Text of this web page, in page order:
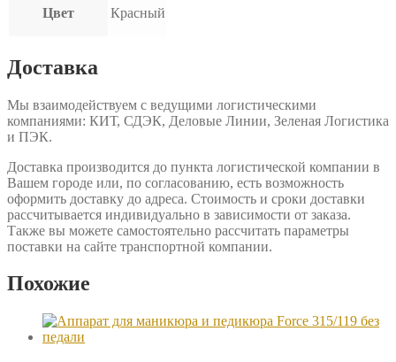
Цвет Красный
Доставка
Мы взаимодействуем с ведущими логистическими
компаниями: КИТ, СДЭК, Деловые Линии, Зеленая Логистика
и ПЭК.
Доставка производится до пункта логистической компании в
Вашем городе или, по согласованию, есть возможность
оформить доставку до адреса. Стоимость и сроки доставки
рассчитывается индивидуально в зависимости от заказа.
Также вы можете самостоятельно рассчитать параметры
поставки на сайте транспортной компании.
Похожие